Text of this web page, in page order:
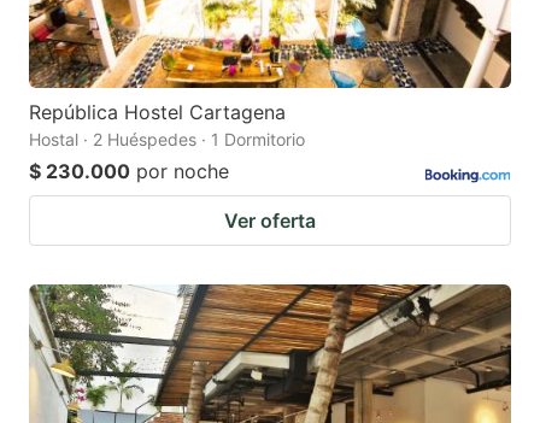
República Hostel Cartagena
Hostal · 2 Huéspedes · 1 Dormitorio
$ 230.000 por noche
Ver oferta